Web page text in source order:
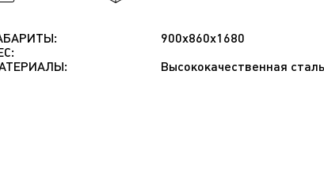
900x860x1680
Высококачественная